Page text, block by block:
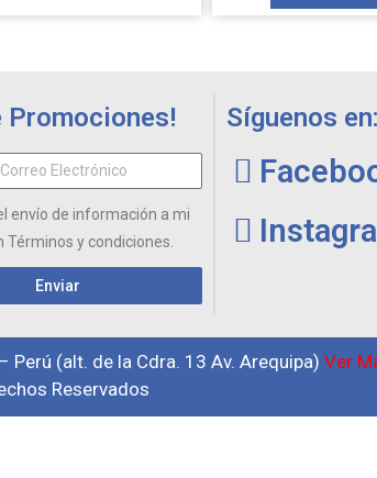
Promociones!
envío de información a mi
Términos y condiciones.
Enviar
Síguenos en:
(alt. de la Cdra. 13 Av. Arequipa) Ver
Reservados